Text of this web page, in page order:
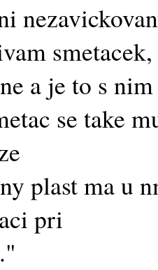
a je to s nim
se take
plast ma u
pri